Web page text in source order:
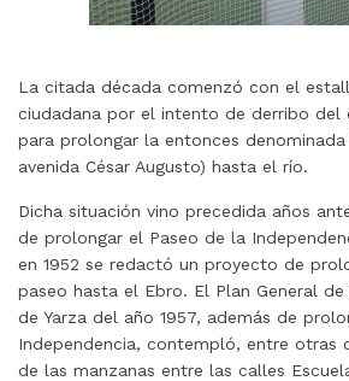
La citada década comenzó con el
ciudadana por el intento de derribo del
para prolongar la entonces
avenida César Augusto) hasta el río.
Dicha situación vino precedida años
de prolongar el Paseo de la
en 1952 se redactó un proyecto de
paseo hasta el Ebro. El Plan General de
de Yarza del año 1957, además de
Independencia, contempló, entre otras
de las manzanas entre las calles